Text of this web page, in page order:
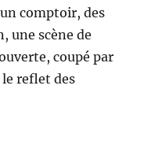
comptoir, des
une scène de
coupé par
reflet des